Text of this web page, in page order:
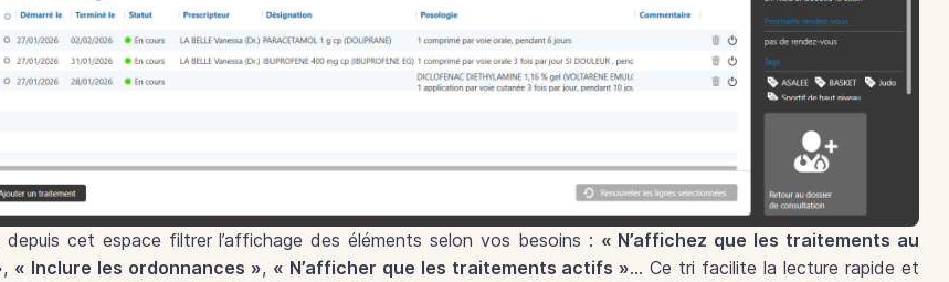
depuis cet espace filtrer l’affichage des éléments selon vos besoins : « N’affichez que les traitements au
, « Inclure les ordonnances », « N’afficher que les traitements actifs »… Ce tri facilite la lecture rapide et